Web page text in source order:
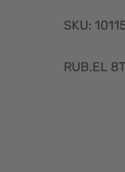
SKU:
RUB.EL